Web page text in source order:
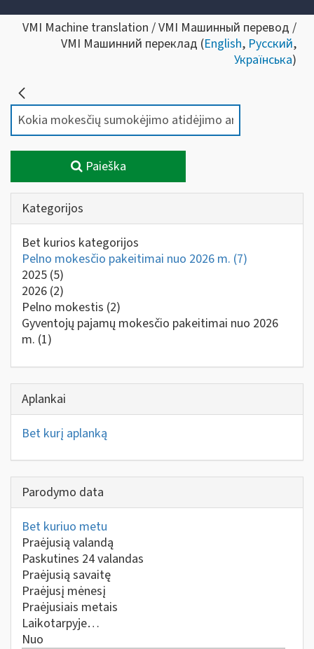
VMI Machine translation / VMI Машинный перевод /
VMI Машинний переклад (English, Русский,
Українська)
Paieška
Kategorijos
Bet kurios kategorijos
Pelno mokesčio pakeitimai nuo 2026 m. (7)
2025 (5)
2026 (2)
Pelno mokestis (2)
Gyventojų pajamų mokesčio pakeitimai nuo 2026
m. (1)
Aplankai
Bet kurį aplanką
Parodymo data
Bet kuriuo metu
Praėjusią valandą
Paskutines 24 valandas
Praėjusią savaitę
Praėjusį mėnesį
Praėjusiais metais
Laikotarpyje…
Nuo